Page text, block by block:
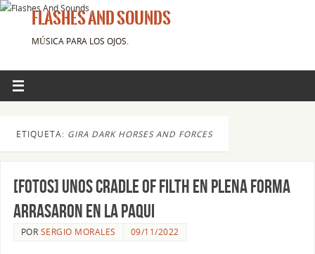
FLASHES AND SOUNDS
MÚSICA PARA LOS OJOS.
ETIQUETA: GIRA DARK HORSES AND FORCES
[FOTOS] Unos CRADLE OF FILTH en plena forma
arrasaron en La Paqui
POR SERGIO MORALES 09/11/2022